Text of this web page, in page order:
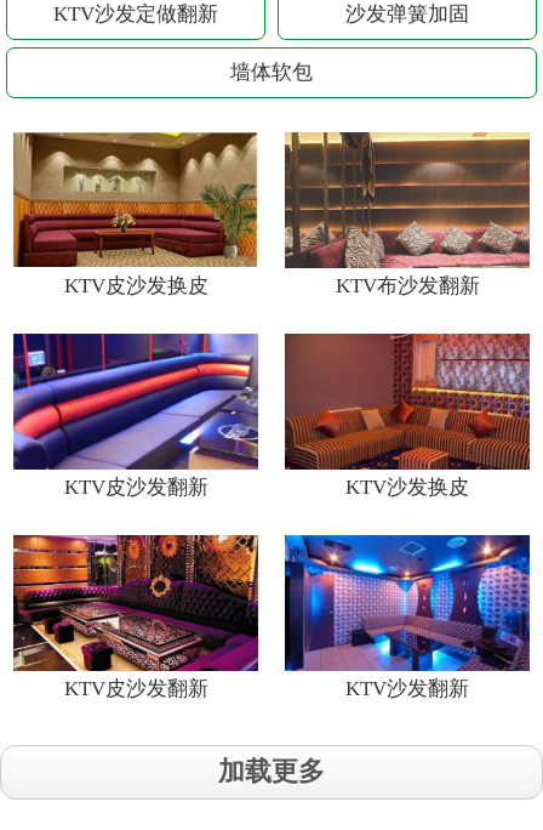
KTV沙发定做翻新 沙发弹簧加固
墙体软包
KTV皮沙发换皮 KTV布沙发翻新
KTV皮沙发翻新 KTV沙发换皮
KTV皮沙发翻新 KTV沙发翻新
加载更多